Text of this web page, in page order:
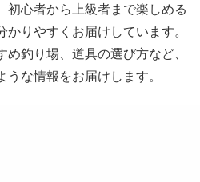
初心者から上級者まで楽しめる
りやすくお届けしています。
釣り場、道具の選び方など、
な情報をお届けします。